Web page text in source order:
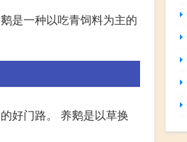
是一种以吃青饲料为主的
好门路。 养鹅是以草换